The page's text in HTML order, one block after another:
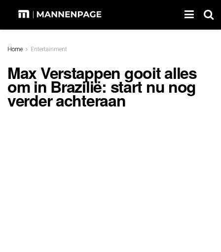
Home Entertainment
Max Verstappen gooit alles
om in Brazilië: start nu nog
verder achteraan